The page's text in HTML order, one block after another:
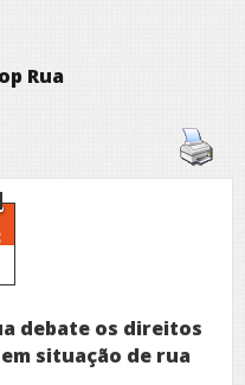
Rua
debate os direitos
situação de rua